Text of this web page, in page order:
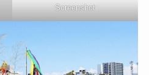
Screenshot